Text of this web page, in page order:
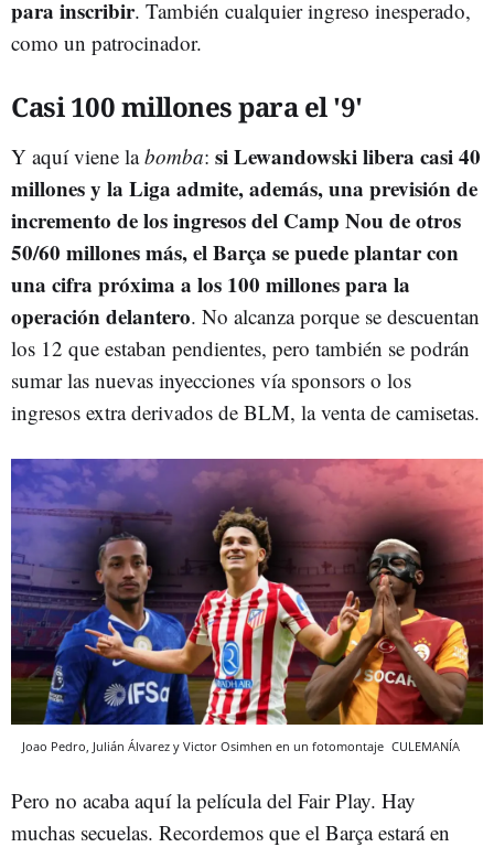
para inscribir. También cualquier ingreso inesperado,
como un patrocinador.
Casi 100 millones para el '9'
Y aquí viene labomba: si Lewandowski libera casi 40
millones y la Liga admite, además, una previsión de
incremento de los ingresos del Camp Nou de otros
50/60 millones más, el Barça se puede plantar con
una cifra próxima a los 100 millones para la
operación delantero. No alcanza porque se descuentan
los 12 que estaban pendientes, pero también se podrán
sumar las nuevas inyecciones vía sponsors o los
ingresos extra derivados de BLM, la venta de camisetas.
Joao Pedro, Julián Álvarez y Victor Osimhen en un fotomontaje CULEMANÍA
Pero no acaba aquí la película del Fair Play. Hay
muchas secuelas. Recordemos que el Barça estará en